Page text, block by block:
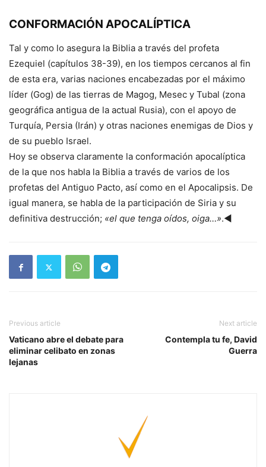
CONFORMACIÓN APOCALÍPTICA
Tal y como lo asegura la Biblia a través del profeta
Ezequiel (capítulos 38-39), en los tiempos cercanos al fin
de esta era, varias naciones encabezadas por el máximo
líder (Gog) de las tierras de Magog, Mesec y Tubal (zona
geográfica antigua de la actual Rusia), con el apoyo de
Turquía, Persia (Irán) y otras naciones enemigas de Dios y
de su pueblo Israel.
Hoy se observa claramente la conformación apocalíptica
de la que nos habla la Biblia a través de varios de los
profetas del Antiguo Pacto, así como en el Apocalipsis. De
igual manera, se habla de la participación de Siria y su
definitiva destrucción; «el que tenga oídos, oiga…».◄
Previous article
Vaticano abre el debate para
eliminar celibato en zonas
lejanas
Next article
Contempla tu fe, David
Guerra